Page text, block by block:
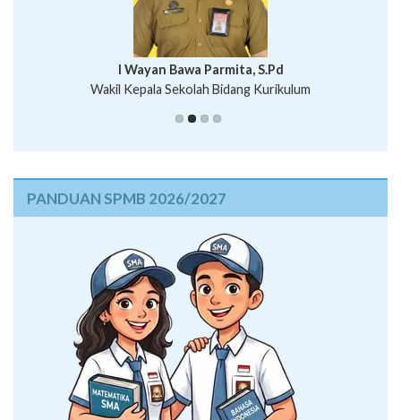
Putu Suhartana, S.Pd.
I Wayan Bawa Parmita, S.Pd
Wakil Kepala Sekolah Bidang Kurikulum
I Wayan Gede Aditya Pratita, S.Pd., M.Sn
Ni Wayan Nopi Sutantri, S.Pd.
PANDUAN SPMB 2026/2027